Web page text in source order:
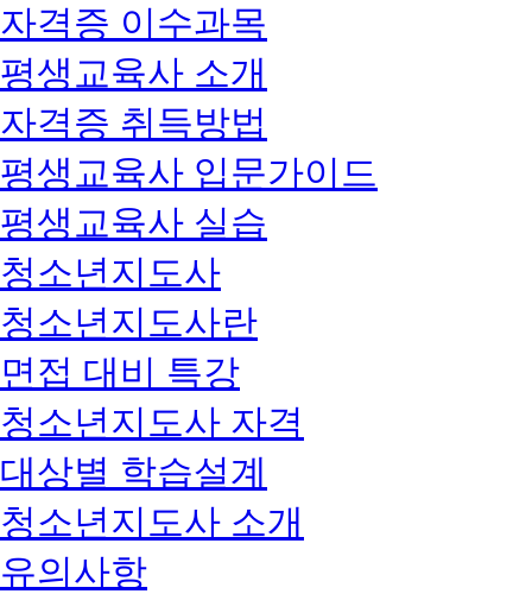
자격증 이수과목
평생교육사 소개
자격증 취득방법
평생교육사 입문가이드
평생교육사 실습
청소년지도사
청소년지도사란
면접 대비 특강
청소년지도사 자격
대상별 학습설계
청소년지도사 소개
유의사항